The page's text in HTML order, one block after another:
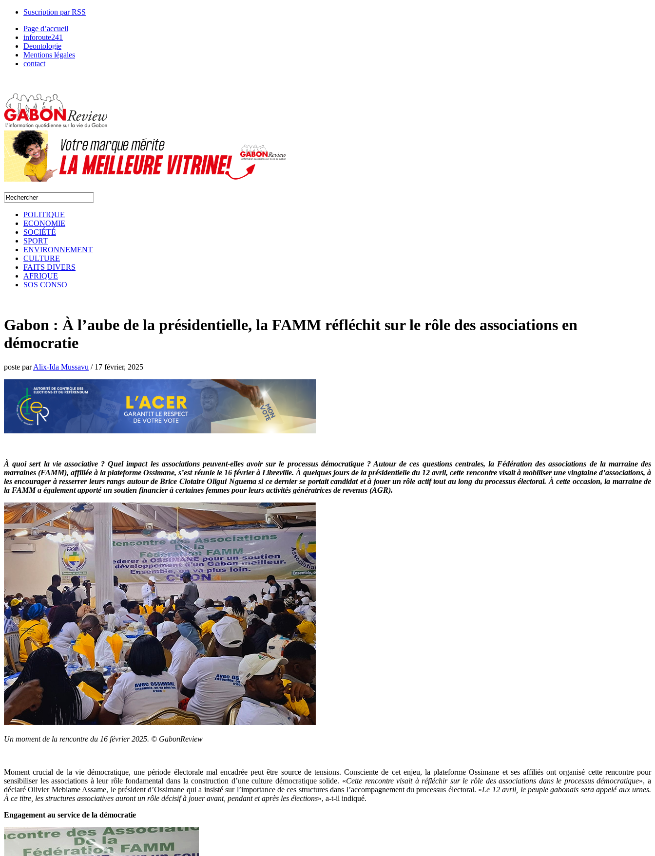
Suscription par RSS
Page d’accueil
inforoute241
Deontologie
Mentions légales
contact
POLITIQUE
ECONOMIE
SOCIÉTÉ
SPORT
ENVIRONNEMENT
CULTURE
FAITS DIVERS
AFRIQUE
SOS CONSO
Gabon : À l’aube de la présidentielle, la FAMM réfléchit sur le rôle des associations en
démocratie
poste parAlix-Ida Mussavu / 17 février, 2025
À quoi sert la vie associative ? Quel impact les associations peuvent-elles avoir sur le processus démocratique ? Autour de ces questions centrales, la Fédération des associations de la marraine des
marraines (FAMM), affiliée à la plateforme Ossimane, s’est réunie le 16 février à Libreville. À quelques jours de la présidentielle du 12 avril, cette rencontre visait à mobiliser une vingtaine d’associations, à
les encourager à resserrer leurs rangs autour de Brice Clotaire Oligui Nguema si ce dernier se portait candidat et à jouer un rôle actif tout au long du processus électoral. À cette occasion, la marraine de
la FAMM a également apporté un soutien financier à certaines femmes pour leurs activités génératrices de revenus (AGR).
Un moment de la rencontre du 16 février 2025. © GabonReview
Moment crucial de la vie démocratique, une période électorale mal encadrée peut être source de tensions. Consciente de cet enjeu, la plateforme Ossimane et ses affiliés ont organisé cette rencontre pour
sensibiliser les associations à leur rôle fondamental dans la construction d’une culture démocratique solide. «Cette rencontre visait à réfléchir sur le rôle des associations dans le processus démocratique», a
déclaré Olivier Mebiame Assame, le président d’Ossimane qui a insisté sur l’importance de ces structures dans l’accompagnement du processus électoral. «Le 12 avril, le peuple gabonais sera appelé aux urnes.
À ce titre, les structures associatives auront un rôle décisif à jouer avant, pendant et après les élections», a-t-il indiqué.
Engagement au service de la démocratie